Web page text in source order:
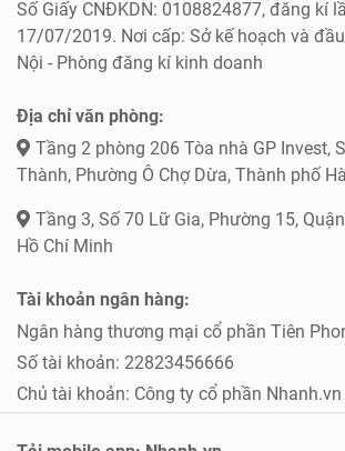
Số Giấy CNĐKDN: 0108824877, đăng kí
17/07/2019. Nơi cấp: Sở kế hoạch và
Nội - Phòng đăng kí kinh doanh
Địa chỉ văn phòng:
Tầng 2 phòng 206 Tòa nhà GP Invest,
Thành, Phường Ô Chợ Dừa, Thành phố
Tầng 3, Số 70 Lữ Gia, Phường 15,
Hồ Chí Minh
Tài khoản ngân hàng:
Ngân hàng thương mại cổ phần Tiên
Số tài khoản: 22823456666
Chủ tài khoản: Công ty cổ phần Nhanh.vn